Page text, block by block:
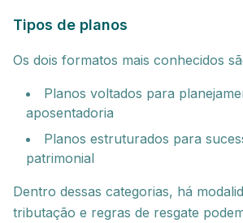
Tipos de planos
Os dois formatos mais conhecidos
Planos voltados para
aposentadoria
Planos estruturados para
patrimonial
Dentro dessas categorias, há
tributação e regras de resgate